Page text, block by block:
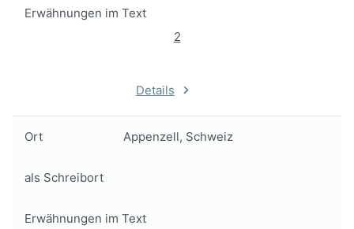
Erwähnungen im Text
2
Details
Ort Appenzell, Schweiz
als Schreibort
Erwähnungen im Text